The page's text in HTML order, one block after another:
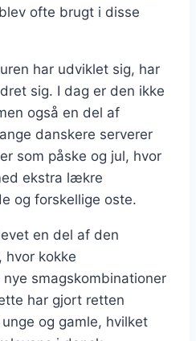
ofte brugt i disse
har udviklet sig, har
sig. I dag er den ikke
også en del af
danskere serverer
som påske og jul, hvor
ekstra lækre
og forskellige oste.
en del af den
hvor kokke
smagskombinationer
har gjort retten
og gamle, hvilket